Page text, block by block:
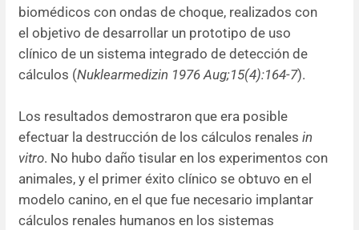
biomédicos con ondas de choque, realizados con
el objetivo de desarrollar un prototipo de uso
clínico de un sistema integrado de detección de
cálculos (Nuklearmedizin 1976 Aug;15(4):164-7).
Los resultados demostraron que era posible
efectuar la destrucción de los cálculos renales in
vitro. No hubo daño tisular en los experimentos con
animales, y el primer éxito clínico se obtuvo en el
modelo canino, en el que fue necesario implantar
cálculos renales humanos en los sistemas